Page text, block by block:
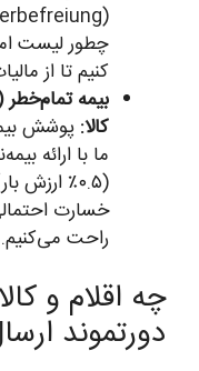
کنیم تا از مالیات ۱۹٪ واردات معاف
کالا:
ما با ارائه
(۰.۵٪ ارزش
خسارت
راحت می‌کنیم.
چه اقلام و
دورتموند